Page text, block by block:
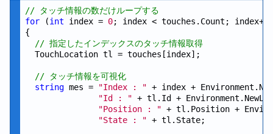
// タッチ情報の数だけループする
for (int index = 0; index < touches.Count; index++)
{
// 指定したインデックスのタッチ情報取得
  TouchLocation tl = touches[index];
// タッチ情報を可視化
string mes = "Index : " + index +
"Id : " + tl.Id +
"Position : " + tl.Position +
"State : " + tl.State;